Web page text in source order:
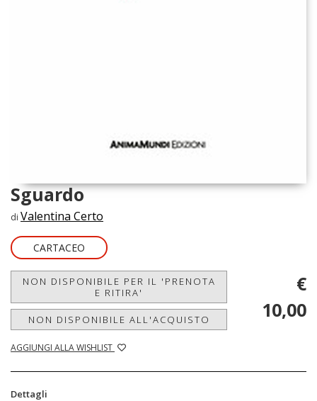
Sguardo
di Valentina Certo
CARTACEO
NON DISPONIBILE PER IL 'PRENOTA
E RITIRA'
NON DISPONIBILE ALL'ACQUISTO
AGGIUNGI ALLA WISHLIST
€
10,00
Dettagli